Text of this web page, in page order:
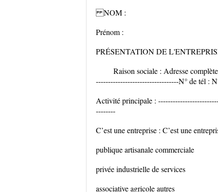
NOM :
Prénom :
PRÉSENTATION DE
Raison sociale : Adresse
----------------------------------N° de tél :
Activité principale :
--------
C’est une entreprise : C’est une
publique artisanale commerciale
privée industrielle de services
associative agricole autres